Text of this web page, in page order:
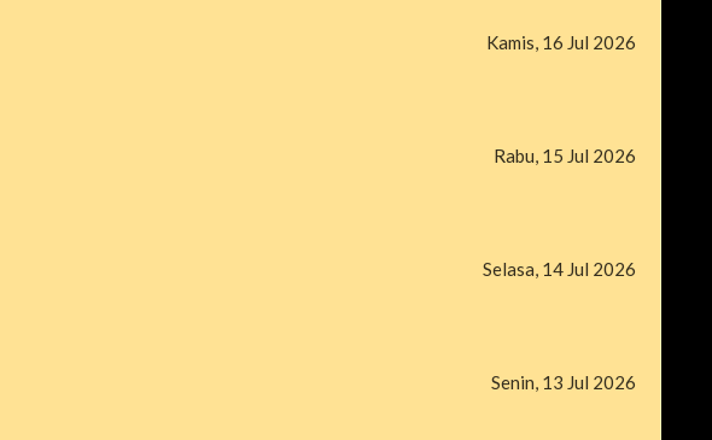
Kamis, 16 Jul 2026
Rabu, 15 Jul 2026
Selasa, 14 Jul 2026
Senin, 13 Jul 2026